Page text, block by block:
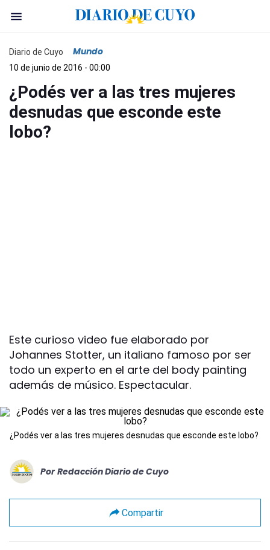
Diario de Cuyo Mundo
10 de junio de 2016 - 00:00
¿Podés ver a las tres mujeres
desnudas que esconde este
lobo?
Este curioso video fue elaborado por
Johannes Stotter, un italiano famoso por ser
todo un experto en el arte del body painting
además de músico. Espectacular.
¿Podés ver a las tres mujeres desnudas que esconde este lobo?
Por Redacción Diario de Cuyo
Compartir